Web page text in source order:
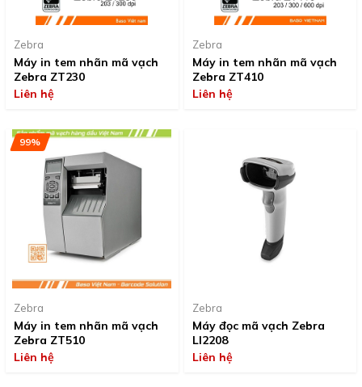
Zebra
Máy in tem nhãn mã vạch
Zebra ZT230
Liên hệ
Zebra
Máy in tem nhãn mã vạch
Zebra ZT410
Liên hệ
99%
Zebra
Máy in tem nhãn mã vạch
Zebra ZT510
Liên hệ
Zebra
Máy đọc mã vạch Zebra
LI2208
Liên hệ